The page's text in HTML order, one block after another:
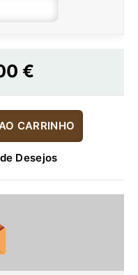
€
CARRINHO
Desejos